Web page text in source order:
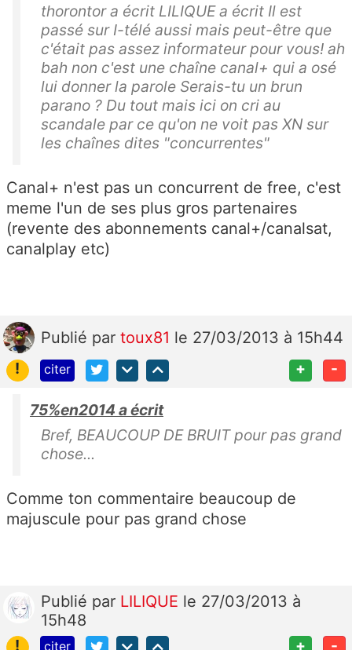
thorontor a écrit LILIQUE a écrit Il est
passé sur I-télé aussi mais peut-être que
c'était pas assez informateur pour vous! ah
bah non c'est une chaîne canal+ qui a osé
lui donner la parole Serais-tu un brun
parano ? Du tout mais ici on cri au
scandale par ce qu'on ne voit pas XN sur
les chaînes dites "concurrentes"
Canal+ n'est pas un concurrent de free, c'est
meme l'un de ses plus gros partenaires
(revente des abonnements canal+/canalsat,
canalplay etc)
Publié par toux81 le 27/03/2013 à 15h44
!
citer + -
75%en2014 a écrit
Bref, BEAUCOUP DE BRUIT pour pas grand
chose...
Comme ton commentaire beaucoup de
majuscule pour pas grand chose
Publié par LILIQUE le 27/03/2013 à
15h48
!
citer + -